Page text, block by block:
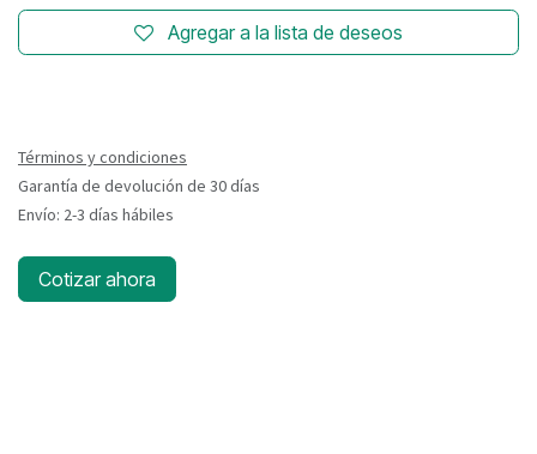
Agregar a la lista de deseos
Términos y condiciones
Garantía de devolución de 30 días
Envío: 2-3 días hábiles
Cotizar ahora